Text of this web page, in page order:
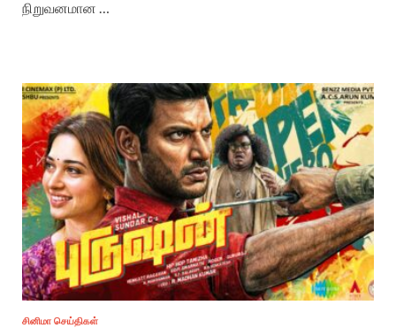
நிறுவனமான …
சினிமா செய்திகள்